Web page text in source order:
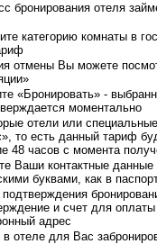
бронирования отеля
категорию комнаты в
отмены Вы можете
«Бронировать» -
моментально
отели или
то есть данный тариф
48 часов с момента
Ваши контактные данные
буквами, как в
и счет для
адрес
отеле для Вас